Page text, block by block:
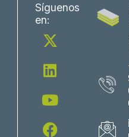
Síguenos
en:
X
-
t
w
i
t
t
L
i
n
k
e
d
i
Y
o
u
t
u
b
e
F
a
c
e
b
o
o
I
n
s
t
a
g
r